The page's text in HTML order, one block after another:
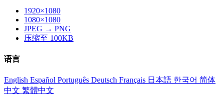
1920×1080
1080×1080
JPEG → PNG
压缩至 100KB
语言
English Español Português Deutsch Français 日本語 한국어 简体
中文 繁體中文